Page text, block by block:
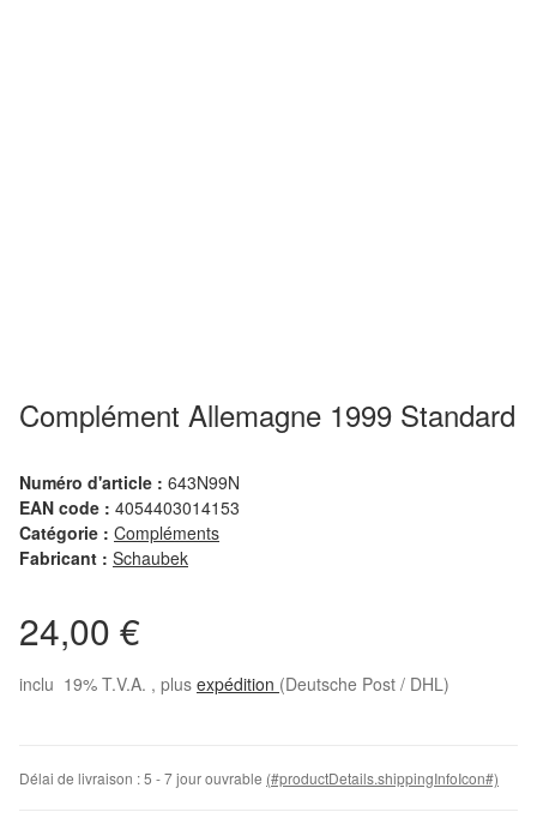
Complément Allemagne 1999 Standard
Numéro d'article : 643N99N
EAN code : 4054403014153
Catégorie : Compléments
Fabricant : Schaubek
24,00 €
inclu 19% T.V.A. , plus expédition (Deutsche Post / DHL)
Délai de livraison :5 - 7 jour ouvrable (#productDetails.shippingInfoIcon#)